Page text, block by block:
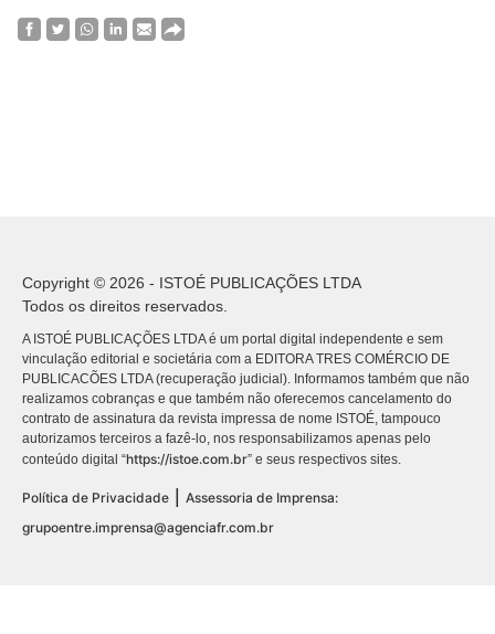
Copyright © 2026 - ISTOÉ PUBLICAÇÕES LTDA
Todos os direitos reservados.
A ISTOÉ PUBLICAÇÕES LTDA é um portal digital independente e sem
vinculação editorial e societária com a EDITORA TRES COMÉRCIO DE
PUBLICACÕES LTDA (recuperação judicial). Informamos também que não
realizamos cobranças e que também não oferecemos cancelamento do
contrato de assinatura da revista impressa de nome ISTOÉ, tampouco
autorizamos terceiros a fazê-lo, nos responsabilizamos apenas pelo
conteúdo digital “https://istoe.com.br” e seus respectivos sites.
Política de Privacidade
Assessoria de Imprensa:
grupoentre.imprensa@agenciafr.com.br